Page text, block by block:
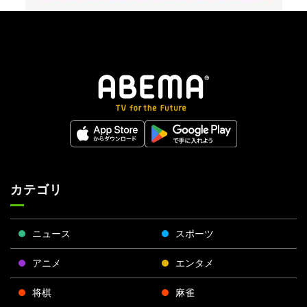
カテゴリ
ニュース スポーツ
アニメ エンタメ
将棋 麻雀